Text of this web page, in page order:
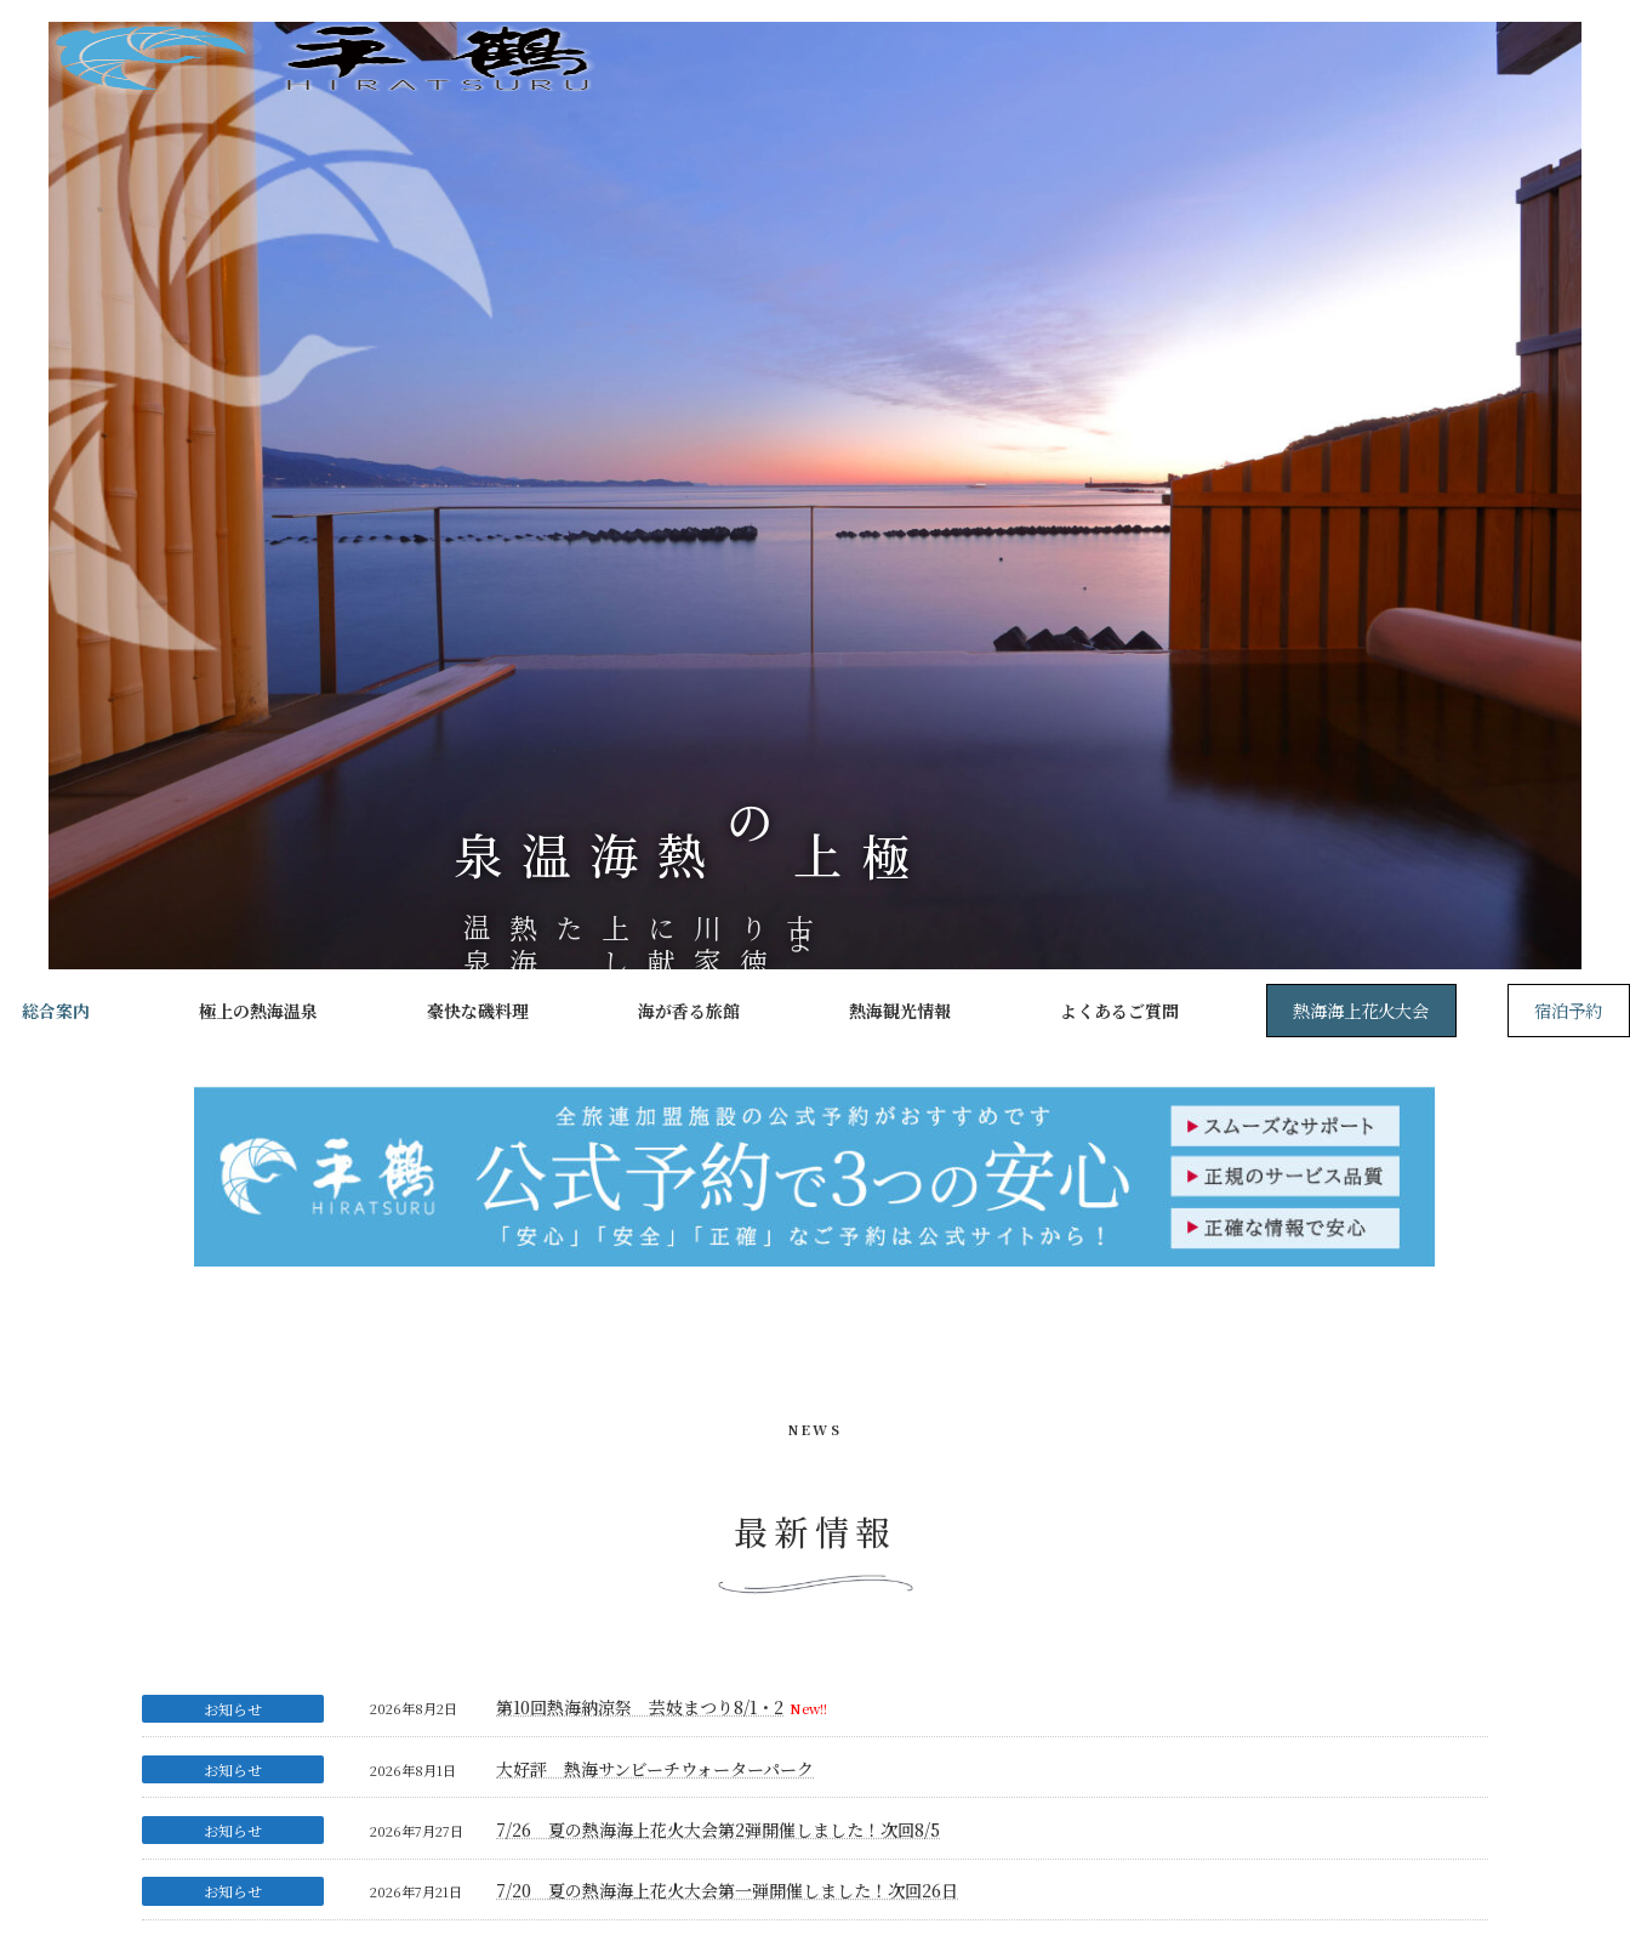
極上の熱海温泉
古
よ
り
徳
川
家
に
献
上
し
た
熱
海
温
泉 日
本
屈
指
の
温
泉で
至
福
の
時
を
過
総合案内 極上の熱海温泉 豪快な磯料理 海が香る旅館 熱海観光情報 よくあるご質問 熱海海上花火大会 宿泊予約
最新情報
NEWS
2026年8月2日
お知らせ 第10回熱海納涼祭 芸妓まつり8/1・2 New!!
2026年8月1日
お知らせ 大好評 熱海サンビーチウォーターパーク
2026年7月27日
お知らせ 7/26 夏の熱海海上花火大会第2弾開催しました！次回8/5
2026年7月21日
お知らせ 7/20 夏の熱海海上花火大会第一弾開催しました！次回26日